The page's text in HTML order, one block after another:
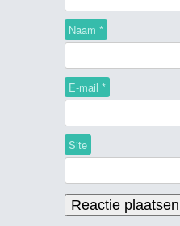
Naam *
E-mail *
Site